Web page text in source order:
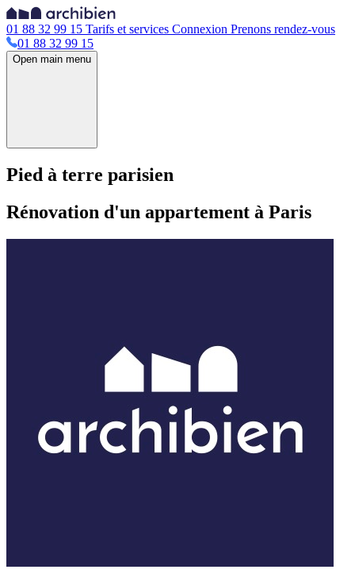
01 88 32 99 15 Tarifs et services Connexion Prenons rendez-vous
01 88 32 99 15
Open main menu
Pied à terre parisien
Rénovation d'un appartement à Paris